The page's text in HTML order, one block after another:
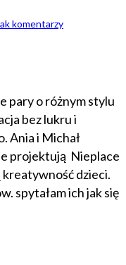
komentarzy
pary o różnym stylu
bez lukru i
Ania i Michał
projektują Nieplace
dzieci.
spytałam ich jak się